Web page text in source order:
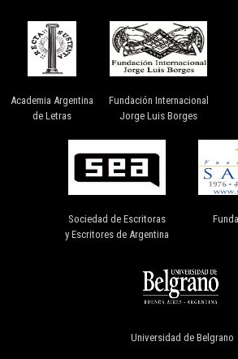
Academia Argentina
de Letras
Fundación Internacional
Jorge Luis Borges
Sociedad de Escritoras
y Escritores de Argentina
Universidad de Belgrano